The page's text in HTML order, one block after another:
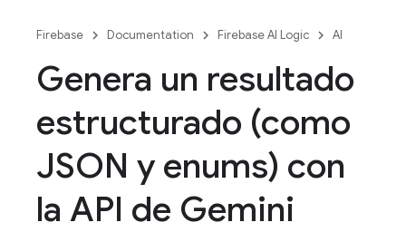
Firebase Documentation Firebase AI Logic AI
Genera un resultado
estructurado (como
JSON y enums) con
la API de Gemini